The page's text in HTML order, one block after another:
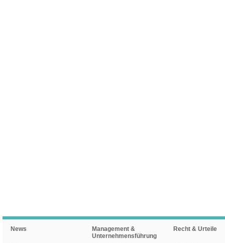
News
Management &
Unternehmensführung
Recht & Urteile